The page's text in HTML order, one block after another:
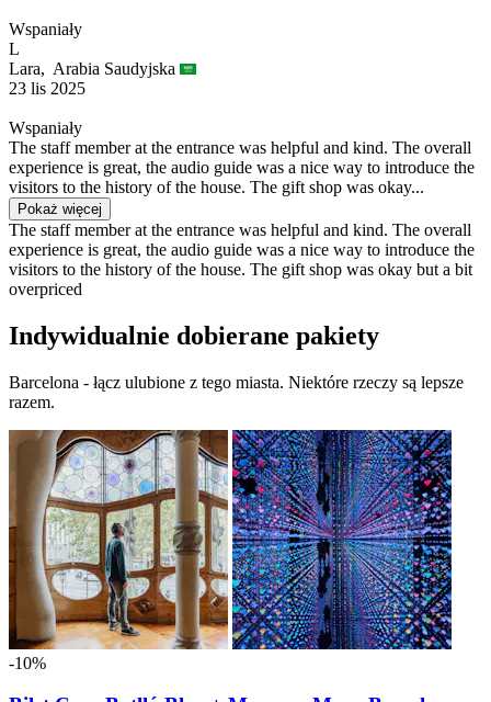
Wspaniały
L
Lara, Arabia Saudyjska
23 lis 2025
Wspaniały
The staff member at the entrance was helpful and kind. The overall
experience is great, the audio guide was a nice way to introduce the
visitors to the history of the house. The gift shop was okay...
Pokaż więcej
The staff member at the entrance was helpful and kind. The overall
experience is great, the audio guide was a nice way to introduce the
visitors to the history of the house. The gift shop was okay but a bit
overpriced
Indywidualnie dobierane pakiety
Barcelona - łącz ulubione z tego miasta. Niektóre rzeczy są lepsze
razem.
-10%